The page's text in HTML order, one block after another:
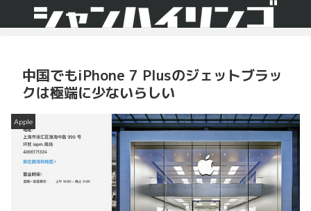
中国でもiPhone 7 Plusのジェットブラッ
クは極端に少ないらしい
Apple